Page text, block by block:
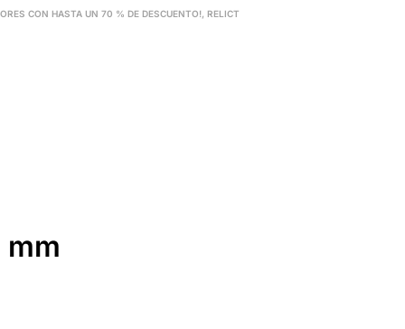
CON HASTA UN 70 % DE DESCUENTO!,RELICT
mm